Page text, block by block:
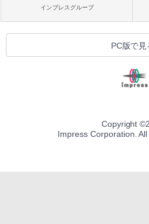
インプレスグループ
PC版で見
Copyright ©
Impress Corporation.